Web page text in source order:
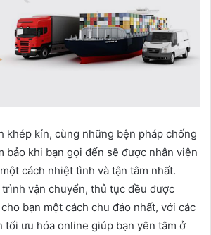
khép kín, cùng những bện pháp chống
bảo khi bạn gọi đến sẽ được nhân viện
cách nhiệt tình và tận tâm nhất.
vận chuyển, thủ tục đều được
bạn một cách chu đáo nhất, với các
tối ưu hóa online giúp bạn yên tâm ở